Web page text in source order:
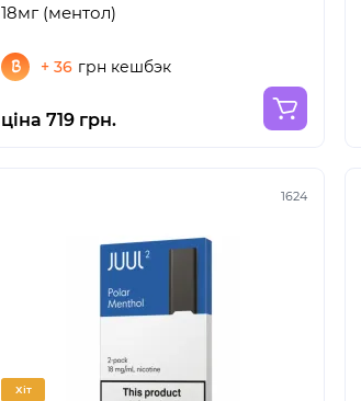
18мг (ментол)
+ 36 грн кешбэк
ціна 719 грн.
1624
Хіт